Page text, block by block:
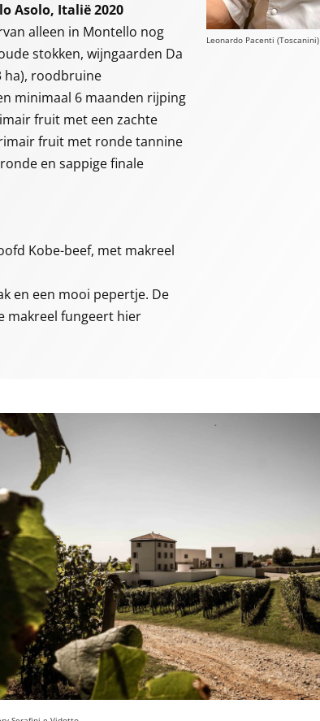
Asolo, Italië 2020
alleen in Montello nog
stokken, wijngaarden Da
ha), roodbruine
minimaal 6 maanden rijping
fruit met een zachte
fruit met ronde tannine
en sappige finale
Kobe-beef, met makreel
en een mooi pepertje. De
makreel fungeert hier
Leonardo Pacenti (Toscanini)